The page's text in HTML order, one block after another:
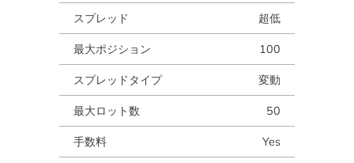
スプレッド 超低
最大ポジション 100
スプレッドタイプ 変動
最大ロット数 50
手数料 Yes